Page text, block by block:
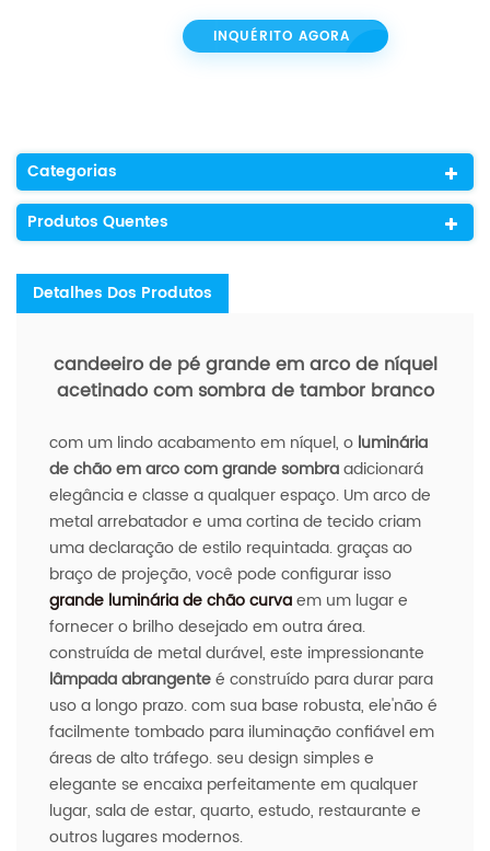
INQUÉRITO AGORA
Categorias
Produtos Quentes
Detalhes Dos Produtos
candeeiro de pé grande em arco de níquel
acetinado com sombra de tambor branco
com um lindo acabamento em níquel, o luminária
de chão em arco com grande sombraadicionará
elegância e classe a qualquer espaço. Um arco de
metal arrebatador e uma cortina de tecido criam
uma declaração de estilo requintada. graças ao
braço de projeção, você pode configurar isso
grande luminária de chão curvaem um lugar e
fornecer o brilho desejado em outra área.
construída de metal durável, este impressionante
lâmpada abrangenteé construído para durar para
uso a longo prazo. com sua base robusta, ele'não é
facilmente tombado para iluminação confiável em
áreas de alto tráfego. seu design simples e
elegante se encaixa perfeitamente em qualquer
lugar, sala de estar, quarto, estudo, restaurante e
outros lugares modernos.